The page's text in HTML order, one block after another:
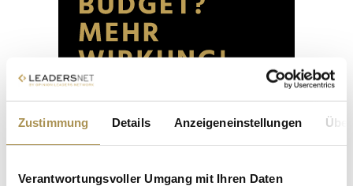
Zustimmung Details Anzeigeneinstellungen
Verantwortungsvoller Umgang mit Ihren Daten